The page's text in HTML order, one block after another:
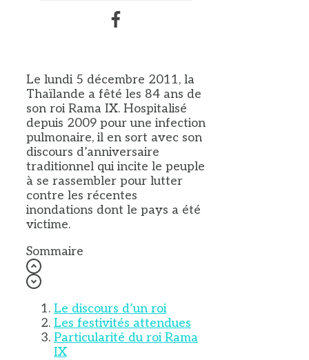
Le lundi 5 décembre 2011, la
Thaïlande a fêté les 84 ans de
son roi Rama IX. Hospitalisé
depuis 2009 pour une infection
pulmonaire, il en sort avec son
discours d’anniversaire
traditionnel qui incite le peuple
à se rassembler pour lutter
contre les récentes
inondations dont le pays a été
victime.
Sommaire
Le discours d’un roi
Les festivités attendues
Particularité du roi Rama
IX